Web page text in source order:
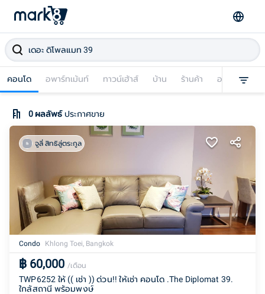
คอนโด อพาร์ทเม้นท์ ทาวน์เฮ้าส์ บ้าน ร้านค้า อาคารพาณิช
0ผลลัพธ์ ประกาศขาย
จูลี่ สิทธิลู่ตระกูล
Condo Khlong Toei, Bangkok
฿ 60,000 /เดือน
TWP6252 ให้ (( เช่า )) ด่วน!! ให้เช่า คอนโด .The Diplomat 39.
ใกล้สถานี พร้อมพงษ์